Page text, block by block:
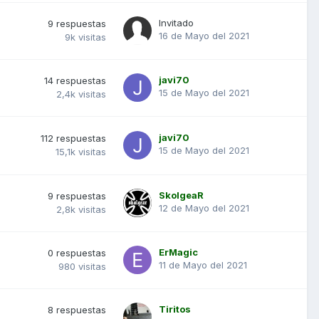
9 respuestas
9k visitas
Invitado
16 de Mayo del 2021
14 respuestas
2,4k visitas
javi70
15 de Mayo del 2021
112 respuestas
15,1k visitas
javi70
15 de Mayo del 2021
9 respuestas
2,8k visitas
SkolgeaR
12 de Mayo del 2021
0 respuestas
980 visitas
ErMagic
11 de Mayo del 2021
8 respuestas
Tiritos